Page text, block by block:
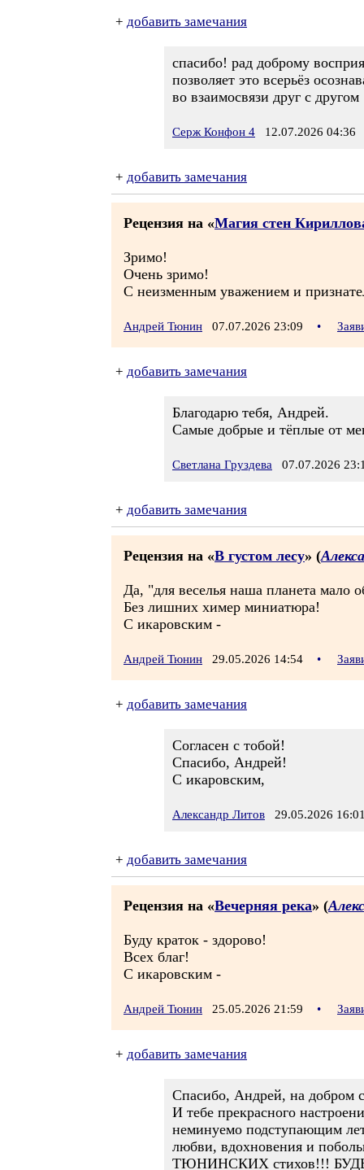
+ добавить замечания
спасибо! рад доброму
позволяет это всерьёз
во взаимосвязи друг с другом
Серж Конфон 4 12.07.2026 04:36
+ добавить замечания
Рецензия на «Магия стен
Зримо!
Очень зримо!
С неизменным уважением и
Андрей Тюнин 07.07.2026 23:09 •
+ добавить замечания
Благодарю тебя, Андрей.
Самые добрые и тёплые от
Светлана Груздева 07.07.2026
+ добавить замечания
Рецензия на «В густом лесу» (
Да, "для веселья наша планета мало
Без лишних химер миниатюра!
С икаровским -
Андрей Тюнин 29.05.2026 14:54 •
+ добавить замечания
Согласен с тобой!
Спасибо, Андрей!
С икаровским,
Александр Литов 29.05.2026
+ добавить замечания
Рецензия на «Вечерняя река» (
Буду краток - здорово!
Всех благ!
С икаровским -
Андрей Тюнин 25.05.2026 21:59 •
+ добавить замечания
Спасибо, Андрей, на добром
И тебе прекрасного
неминуемо подступающим
любви, вдохновения и
ТЮНИНСКИХ стихов!!!